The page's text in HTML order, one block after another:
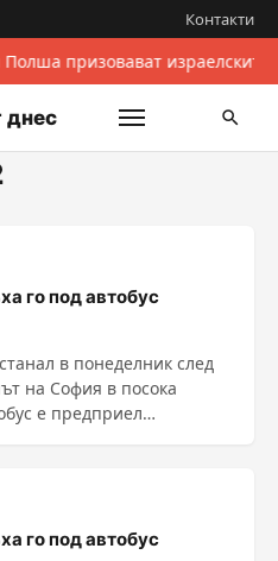
Контакти
призовават
днес
го под автобус
в понеделник след
на София в посока
е предприел
го под автобус